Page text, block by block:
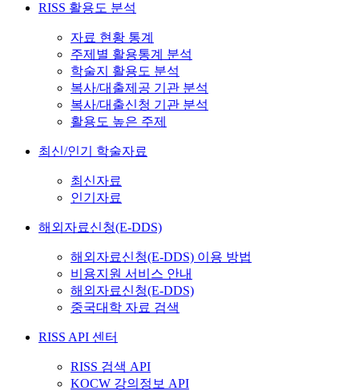
RISS 활용도 분석
자료 현황 통계
주제별 활용통계 분석
학술지 활용도 분석
복사/대출제공 기관 분석
복사/대출신청 기관 분석
활용도 높은 주제
최신/인기 학술자료
최신자료
인기자료
해외자료신청(E-DDS)
해외자료신청(E-DDS) 이용 방법
비용지원 서비스 안내
해외자료신청(E-DDS)
중국대학 자료 검색
RISS API 센터
RISS 검색 API
KOCW 강의정보 API